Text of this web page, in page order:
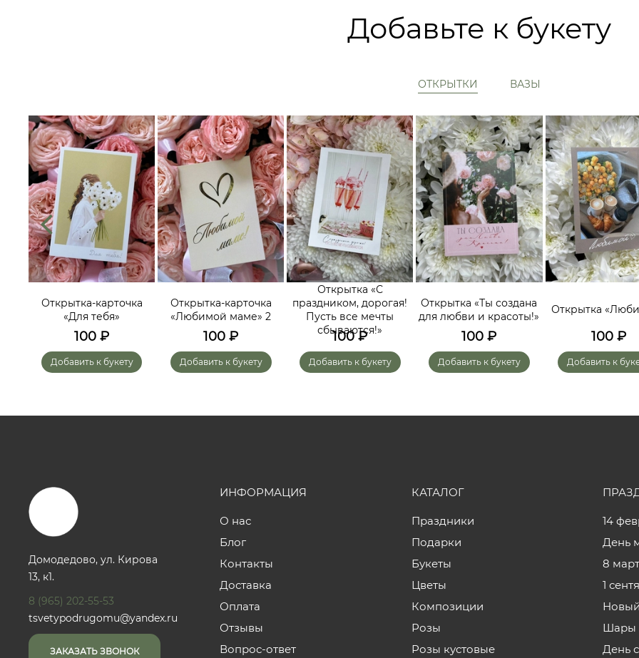
Добавьте к букету
ОТКРЫТКИ ВАЗЫ
Открытка-карточка
«Для тебя»
100 ₽
Добавить к букету
Открытка-карточка
«Любимой маме» 2
100 ₽
Добавить к букету
Открытка «С
праздником, дорогая!
Пусть все мечты
сбываются!»
100₽
Добавить к букету
Открытка «Ты создана
для любви и красоты!»
100 ₽
Добавить к букету
Открытка
100₽
Добавить к
Домодедово, ул. Кирова
13, к1.
8 (965) 202-55-53
tsvetypodrugomu@yandex.ru
ЗАКАЗАТЬ ЗВОНОК
ИНФОРМАЦИЯ
О нас
Блог
Контакты
Доставка
Оплата
Отзывы
Вопрос-ответ
КАТАЛОГ
Праздники
Подарки
Букеты
Цветы
Композиции
Розы
Розы кустовые
14
День
8
1
Шары
День